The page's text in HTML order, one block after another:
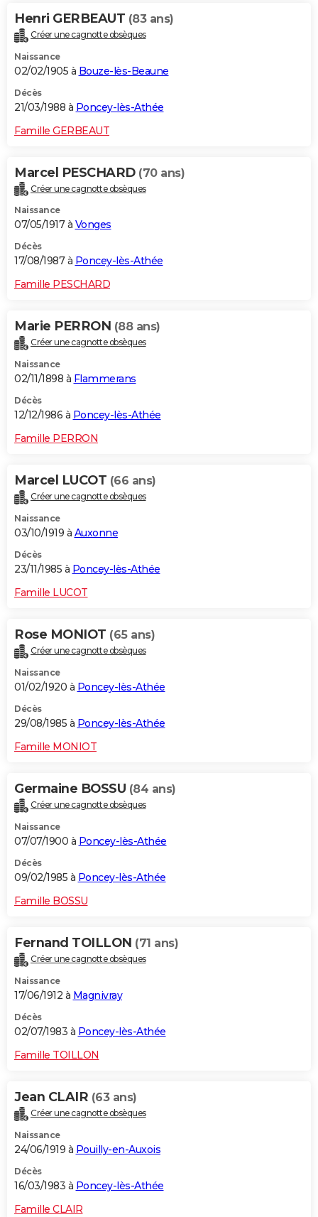
Henri GERBEAUT (83 ans)
Créer une cagnotte obsèques
Naissance
02/02/1905 à Bouze-lès-Beaune
Décès
21/03/1988 à Poncey-lès-Athée
Famille GERBEAUT
Marcel PESCHARD (70 ans)
Créer une cagnotte obsèques
Naissance
07/05/1917 à Vonges
Décès
17/08/1987 à Poncey-lès-Athée
Famille PESCHARD
Marie PERRON (88 ans)
Créer une cagnotte obsèques
Naissance
02/11/1898 à Flammerans
Décès
12/12/1986 à Poncey-lès-Athée
Famille PERRON
Marcel LUCOT (66 ans)
Créer une cagnotte obsèques
Naissance
03/10/1919 à Auxonne
Décès
23/11/1985 à Poncey-lès-Athée
Famille LUCOT
Rose MONIOT (65 ans)
Créer une cagnotte obsèques
Naissance
01/02/1920 à Poncey-lès-Athée
Décès
29/08/1985 à Poncey-lès-Athée
Famille MONIOT
Germaine BOSSU (84 ans)
Créer une cagnotte obsèques
Naissance
07/07/1900 à Poncey-lès-Athée
Décès
09/02/1985 à Poncey-lès-Athée
Famille BOSSU
Fernand TOILLON (71 ans)
Créer une cagnotte obsèques
Naissance
17/06/1912 à Magnivray
Décès
02/07/1983 à Poncey-lès-Athée
Famille TOILLON
Jean CLAIR (63 ans)
Créer une cagnotte obsèques
Naissance
24/06/1919 à Pouilly-en-Auxois
Décès
16/03/1983 à Poncey-lès-Athée
Famille CLAIR